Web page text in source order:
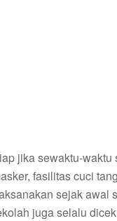
jika sewaktu-
fasilitas cuci
sejak awal
juga selalu